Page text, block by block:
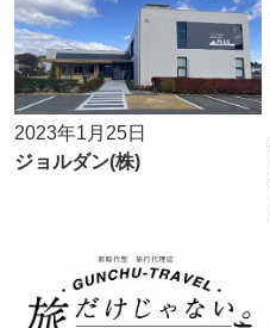
2023年1月25日
ジョルダン(株)